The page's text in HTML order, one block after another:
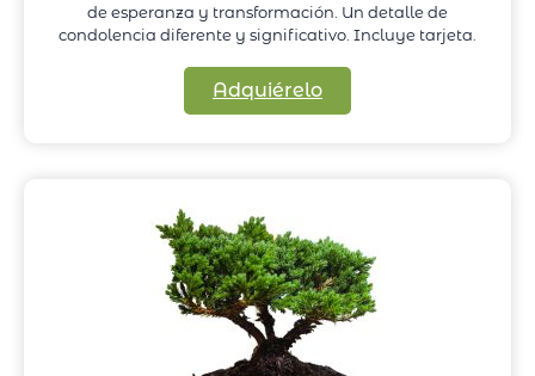
de esperanza y transformación. Un detalle de
condolencia diferente y significativo. Incluye tarjeta.
Adquiérelo